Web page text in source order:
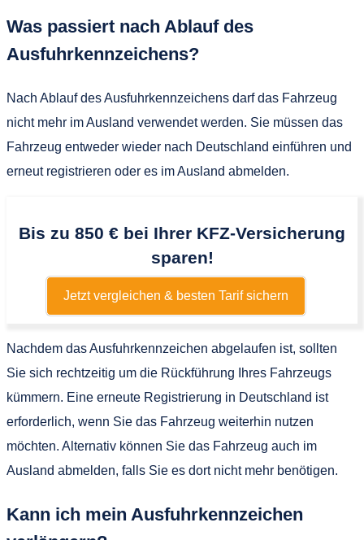
Was passiert nach Ablauf des
Ausfuhrkennzeichens?
Nach Ablauf des Ausfuhrkennzeichens darf das Fahrzeug
nicht mehr im Ausland verwendet werden. Sie müssen das
Fahrzeug entweder wieder nach Deutschland einführen und
erneut registrieren oder es im Ausland abmelden.
Bis zu 850 € bei Ihrer KFZ-Versicherung
sparen!
Jetzt vergleichen & besten Tarif sichern
Nachdem das Ausfuhrkennzeichen abgelaufen ist, sollten
Sie sich rechtzeitig um die Rückführung Ihres Fahrzeugs
kümmern. Eine erneute Registrierung in Deutschland ist
erforderlich, wenn Sie das Fahrzeug weiterhin nutzen
möchten. Alternativ können Sie das Fahrzeug auch im
Ausland abmelden, falls Sie es dort nicht mehr benötigen.
Kann ich mein Ausfuhrkennzeichen